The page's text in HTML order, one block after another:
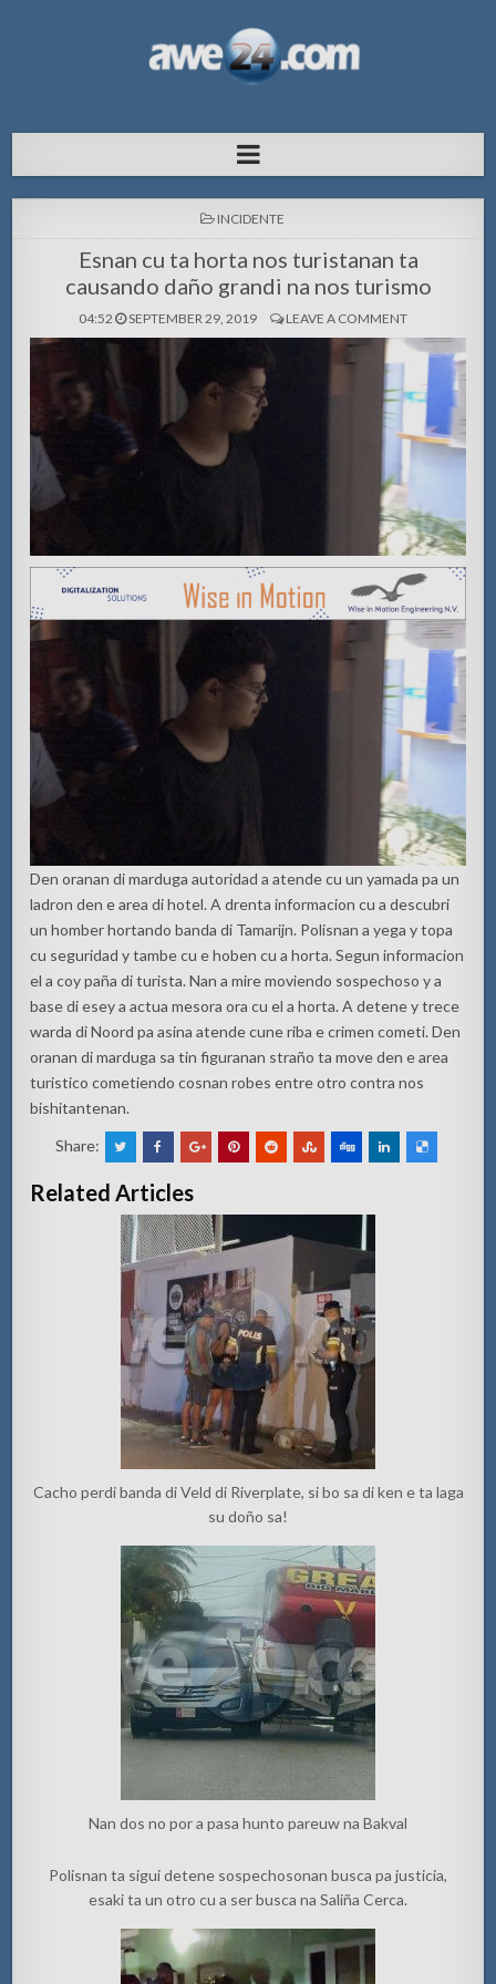
pa Aruba
POSTED
INCIDENTE
Esnan cu ta horta nos turistanan ta
causando daño grandi na nos turismo
04:52 SEPTEMBER 29, 2019 LEAVE A COMMENT
Den oranan di marduga autoridad a atende cu un yamada pa un
ladron den e area di hotel. A drenta informacion cu a descubri
un homber hortando banda di Tamarijn. Polisnan a yega y topa
cu seguridad y tambe cu e hoben cu a horta. Segun informacion
el a coy paña di turista. Nan a mire moviendo sospechoso y a
base di esey a actua mesora ora cu el a horta. A detene y trece
warda di Noord pa asina atende cune riba e crimen cometi. Den
oranan di marduga sa tin figuranan straño ta move den e area
turistico cometiendo cosnan robes entre otro contra nos
bishitantenan.
Share:
Related Articles
Cacho perdi banda di Veld di Riverplate, si bo sa di ken e ta laga
su doño sa!
Nan dos no por a pasa hunto pareuw na Bakval
Polisnan ta sigui detene sospechosonan busca pa justicia,
esaki ta un otro cu a ser busca na Saliña Cerca.